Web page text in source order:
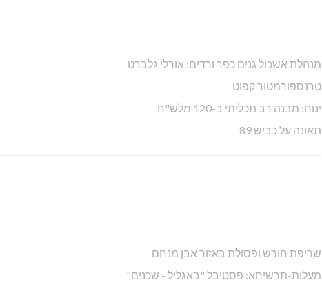
מנהלת אשכול גנים כפר ורדים: אורלי גלברט
טרנספורמטור קפוט
ינוח: מבנה רב תכליתי ב-120 מלש"ח
תאונה על כביש 89
שריפת חורש ופסולת באזור אבן מנחם
מעלות-תרשיחא: פסטיבל "באגליל - שכנים"